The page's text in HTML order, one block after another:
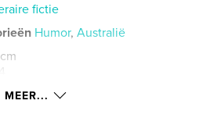
fictie
Humor,Australië
MEER...